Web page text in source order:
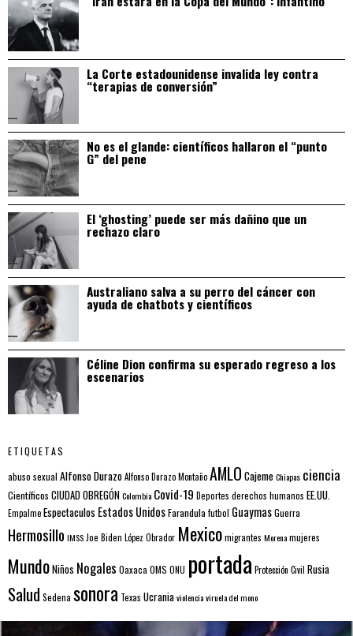
La Corte estadounidense invalida ley contra
“terapias de conversión”
No es el glande: científicos hallaron el “punto
G” del pene
El ‘ghosting’ puede ser más dañino que un
rechazo claro
Australiano salva a su perro del cáncer con
ayuda de chatbots y científicos
Céline Dion confirma su esperado regreso a los
escenarios
ETIQUETAS
abuso sexual Alfonso DurazoAlfonso Durazo MontañoAMLO CajemeChiapas ciencia
Científicos CIUDAD OBREGÓNColombia Covid-19 Deportes derechos humanos EE.UU.
EmpalmeEspectaculos Estados UnidosFarandula futbol GuaymasGuerra
Hermosillo IMSS Joe Biden López Obrador Mexicomigrantes Morenamujeres
MundoNiños Nogales Oaxaca OMS ONU portada Protección Civil Rusia
Salud Sedena sonora Texas Ucraniaviolenciaviruela del mono